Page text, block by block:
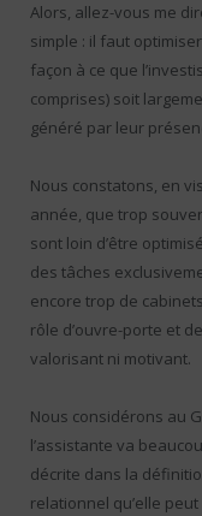
Alors, allez-vous me
simple : il faut
façon à ce que
comprises) soit
généré par leur
Nous constatons, en
année, que trop
sont loin d’être
des tâches
encore trop de
rôle d’ouvre-porte et
valorisant ni motivant.
Nous considérons au
l’assistante va
décrite dans la
relationnel qu’elle